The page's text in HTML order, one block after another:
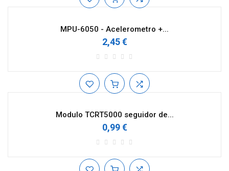
MPU-6050 - Acelerometro +...
2,45 €
Modulo TCRT5000 seguidor de...
0,99 €